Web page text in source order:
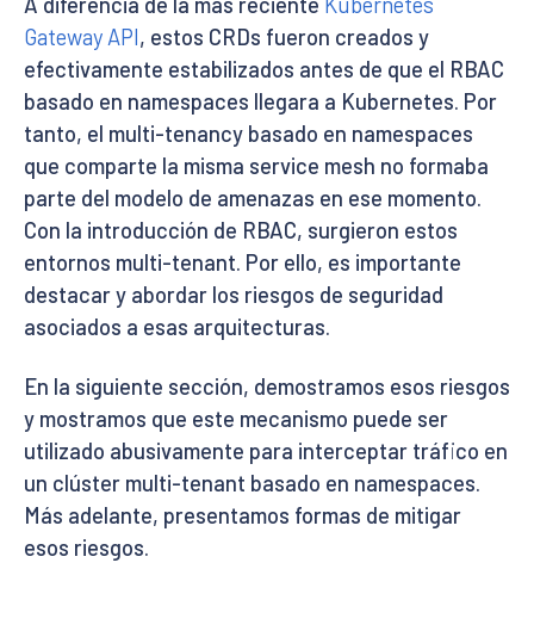
Gateway API, estos CRDs fueron creados y
efectivamente estabilizados antes de que el RBAC
basado en namespaces llegara a Kubernetes. Por
tanto, el multi-tenancy basado en namespaces
que comparte la misma service mesh no formaba
parte del modelo de amenazas en ese momento.
Con la introducción de RBAC, surgieron estos
entornos multi-tenant. Por ello, es importante
destacar y abordar los riesgos de seguridad
asociados a esas arquitecturas.
En la siguiente sección, demostramos esos riesgos
y mostramos que este mecanismo puede ser
utilizado abusivamente para interceptar tráfico en
un clúster multi-tenant basado en namespaces.
Más adelante, presentamos formas de mitigar
esos riesgos.